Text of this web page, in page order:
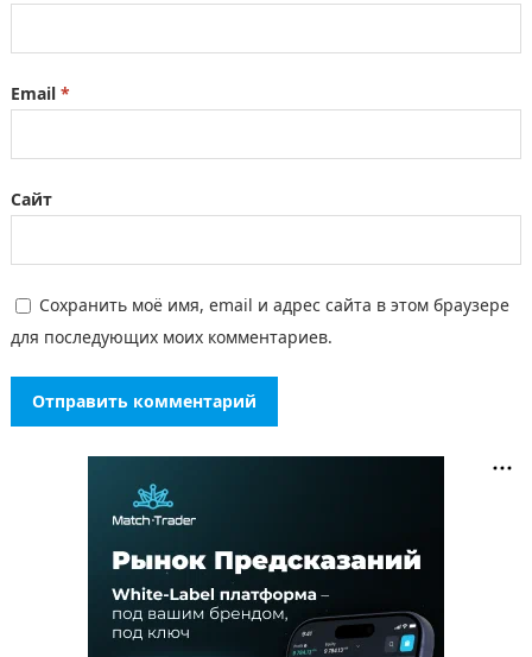
Email *
Сайт
Сохранить моё имя, email и адрес сайта в этом браузере
для последующих моих комментариев.